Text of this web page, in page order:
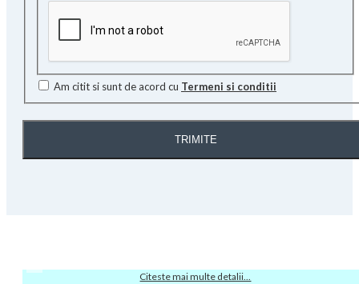
Am citit si sunt de acord cu Termeni si conditii
TRIMITE
Citeste mai multe detalii...